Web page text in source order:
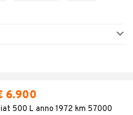
6.900
500 L anno 1972 km 57000